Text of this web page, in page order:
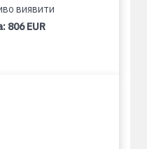
виявити
806 EUR